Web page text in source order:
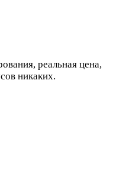
реальная цена,
никаких.